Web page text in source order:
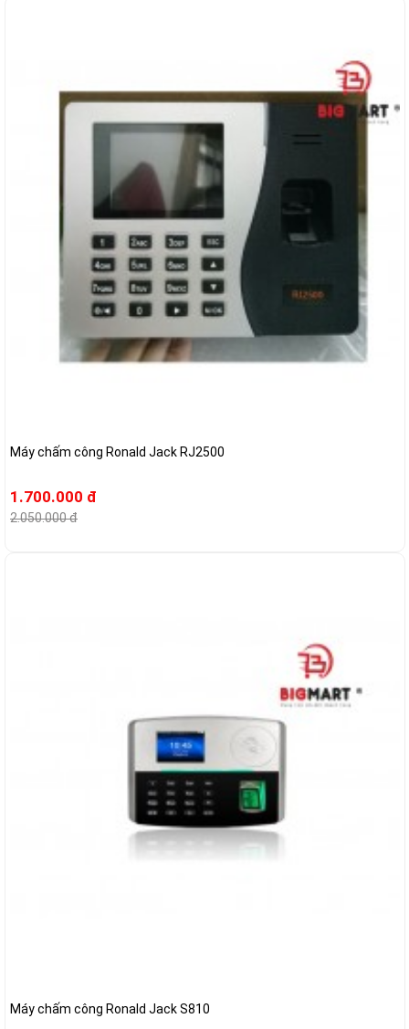
Máy chấm công Ronald Jack RJ2500
1.700.000 đ
2.050.000 đ
Máy chấm công Ronald Jack S810